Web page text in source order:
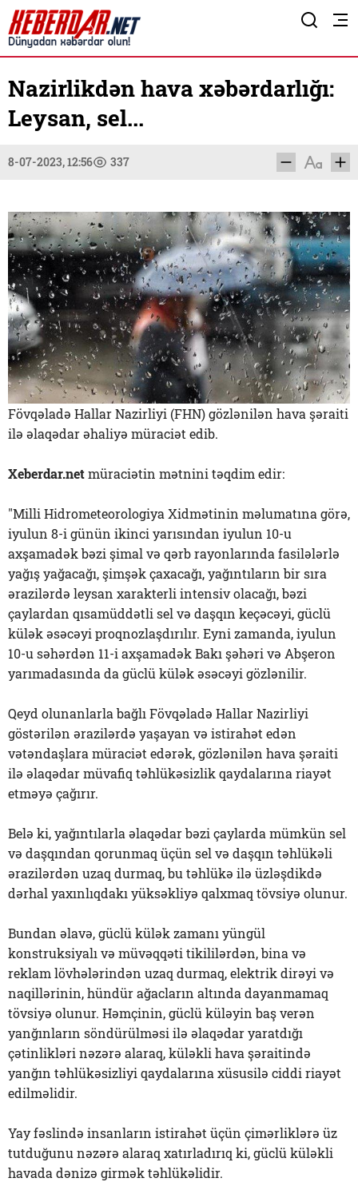
Nazirlikdən hava xəbərdarlığı:
Leysan, sel...
8-07-2023, 12:56 337
Fövqəladə Hallar Nazirliyi (FHN) gözlənilən hava şəraiti
ilə əlaqədar əhaliyə müraciət edib.
Xeberdar.netmüraciətin mətnini təqdim edir:
"Milli Hidrometeorologiya Xidmətinin məlumatına görə,
iyulun 8-i günün ikinci yarısından iyulun 10-u
axşamadək bəzi şimal və qərb rayonlarında fasilələrlə
yağış yağacağı, şimşək çaxacağı, yağıntıların bir sıra
ərazilərdə leysan xarakterli intensiv olacağı, bəzi
çaylardan qısamüddətli sel və daşqın keçəcəyi, güclü
külək əsəcəyi proqnozlaşdırılır. Eyni zamanda, iyulun
10-u səhərdən 11-i axşamadək Bakı şəhəri və Abşeron
yarımadasında da güclü külək əsəcəyi gözlənilir.
Qeyd olunanlarla bağlı Fövqəladə Hallar Nazirliyi
göstərilən ərazilərdə yaşayan və istirahət edən
vətəndaşlara müraciət edərək, gözlənilən hava şəraiti
ilə əlaqədar müvafiq təhlükəsizlik qaydalarına riayət
etməyə çağırır.
Belə ki, yağıntılarla əlaqədar bəzi çaylarda mümkün sel
və daşqından qorunmaq üçün sel və daşqın təhlükəli
ərazilərdən uzaq durmaq, bu təhlükə ilə üzləşdikdə
dərhal yaxınlıqdakı yüksəkliyə qalxmaq tövsiyə olunur.
Bundan əlavə, güclü külək zamanı yüngül
konstruksiyalı və müvəqqəti tikililərdən, bina və
reklam lövhələrindən uzaq durmaq, elektrik dirəyi və
naqillərinin, hündür ağacların altında dayanmamaq
tövsiyə olunur. Həmçinin, güclü küləyin baş verən
yanğınların söndürülməsi ilə əlaqədar yaratdığı
çətinlikləri nəzərə alaraq, küləkli hava şəraitində
yanğın təhlükəsizliyi qaydalarına xüsusilə ciddi riayət
edilməlidir.
Yay fəslində insanların istirahət üçün çimərliklərə üz
tutduğunu nəzərə alaraq xatırladırıq ki, güclü küləkli
havada dənizə girmək təhlükəlidir.